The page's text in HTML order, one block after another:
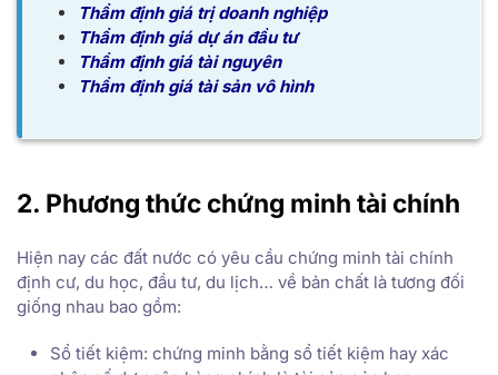
Thẩm định giá trị doanh nghiệp
Thẩm định giá dự án đầu tư
Thẩm định giá tài nguyên
Thẩm định giá tài sản vô hình
2. Phương thức chứng minh tài chính
Hiện nay các đất nước có yêu cầu chứng minh tài chính
định cư, du học, đầu tư, du lịch… về bản chất là tương đối
giống nhau bao gồm:
Sổ tiết kiệm: chứng minh bằng sổ tiết kiệm hay xác